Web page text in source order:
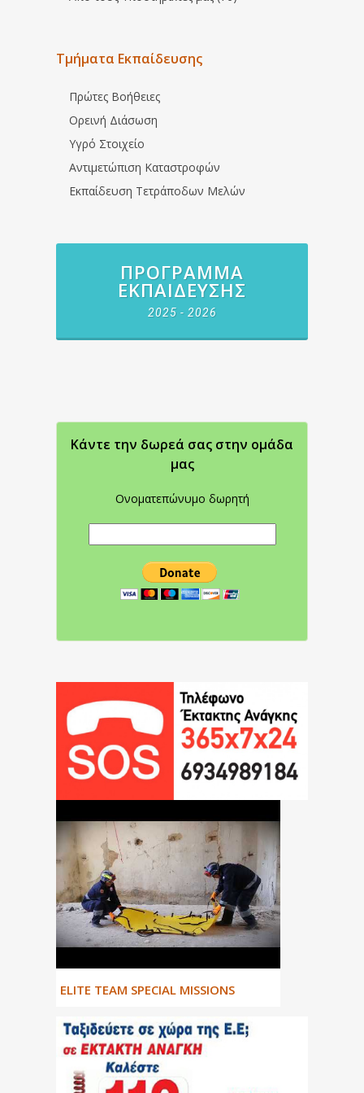
Τμήματα Εκπαίδευσης
Πρώτες Βοήθειες
Ορεινή Διάσωση
Υγρό Στοιχείο
Αντιμετώπιση Καταστροφών
Εκπαίδευση Τετράποδων Μελών
ΠΡΌΓΡΑΜΜΑ
ΕΚΠΑΊΔΕΥΣΗΣ
2025 - 2026
Κάντε την δωρεά σας στην oμάδα
μας
Ονοματεπώνυμο δωρητή
ΕLITE TEAM SPECIAL MISSIONS